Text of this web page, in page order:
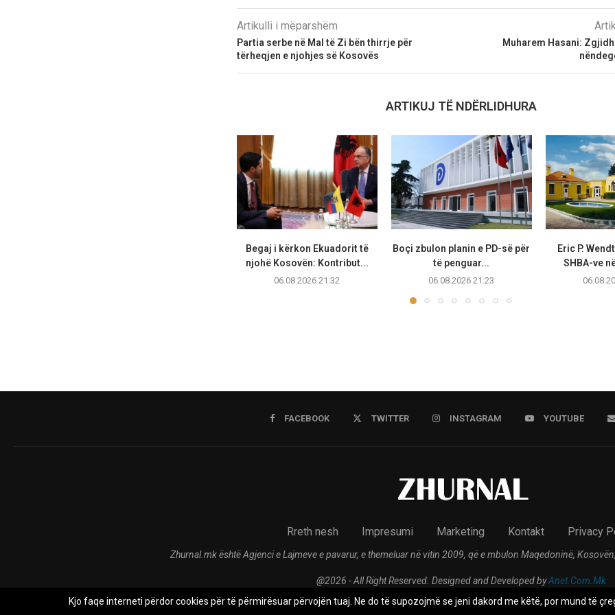
Artikulli i mëparshëm
Partia serbe në Mal të Zi bën thirrje për
tërheqjen e njohjes së Kosovës
Muharem Hasani:
ARTIKUJ TË NDËRLIDHURA
Begaj i kërkon Ekuadorit të
njohë Kosovën: Kontribut...
06.08.2026 21:32
Boçi zbulon planin e PD-së për
të penguar...
06.08.2026 21:23
Eric P.
SHBA-ve
FACEBOOK TWITTER INSTAGRAM YOUTUBE
Rreth nesh Impresumi Marketing Kontakt Privacy
Zhurnal.mk është Agjenci e Lajmeve e pavarur, e themeluar në vitin 2009, që e mbulon Maqedoninë,
@2026 - All Right Reserved. Designed and Developed byAnet.Com.Mk
Kjo faqe interneti përdor cookies për të përmirësuar përvojën tuaj. Ne do të supozojmë se jeni dakord me këtë, por mund të